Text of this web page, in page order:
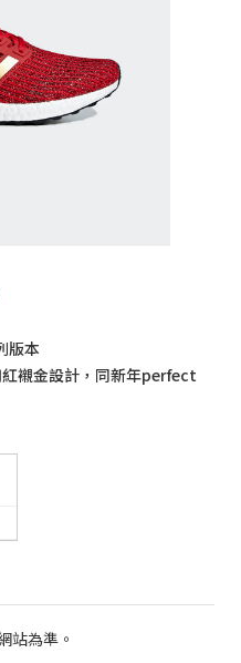
版本
襯金設計，同新年perfect
站為準。